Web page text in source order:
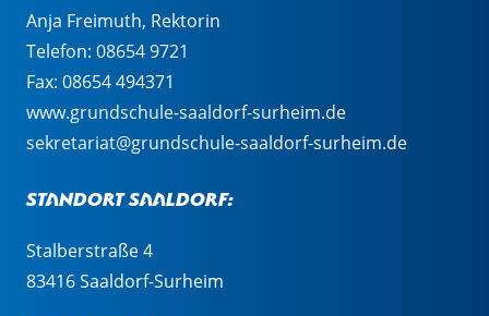
Anja Freimuth, Rektorin
Telefon: 08654 9721
Fax: 08654 494371
www.grundschule-saaldorf-surheim.de
sekretariat@grundschule-saaldorf-surheim.de
Standort Saaldorf:
Stalberstraße 4
83416 Saaldorf-Surheim